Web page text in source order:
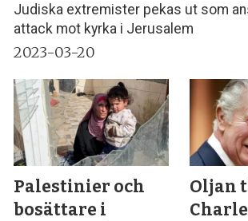
Judiska extremister pekas ut som
attack mot kyrka i Jerusalem
2023-03-20
Palestinier och
bosättare i
Oljan